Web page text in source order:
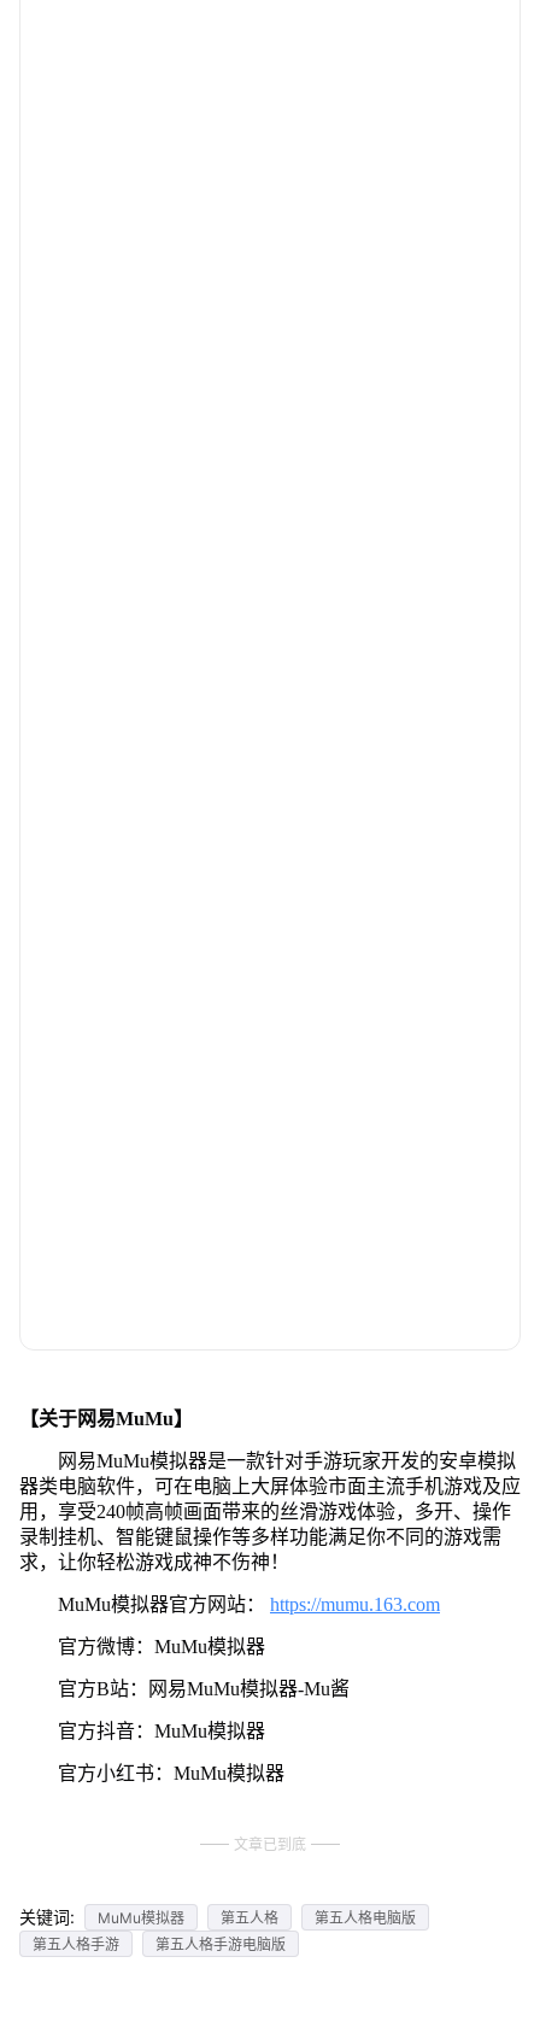
【关于网易MuMu】
网易MuMu模拟器是一款针对手游玩家开发的安卓模拟
器类电脑软件，可在电脑上大屏体验市面主流手机游戏及应
用，享受240帧高帧画面带来的丝滑游戏体验，多开、操作
录制挂机、智能键鼠操作等多样功能满足你不同的游戏需
求，让你轻松游戏成神不伤神！
MuMu模拟器官方网站： https://mumu.163.com
官方微博：MuMu模拟器
官方B站：网易MuMu模拟器-Mu酱
官方抖音：MuMu模拟器
官方小红书：MuMu模拟器
文章已到底
关键词: MuMu模拟器 第五人格
第五人格电脑版
第五人格手游
第五人格手游电脑版